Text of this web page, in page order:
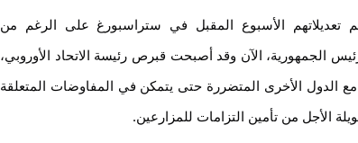
تعديلاتهم الأسبوع المقبل في ستراسبورغ على الرغم من
الجمهورية، الآن وقد أصبحت قبرص رئيسة الاتحاد الأوروبي،
الدول الأخرى المتضررة حتى يتمكن في المفاوضات المتعلقة
الأجل من تأمين التزامات للمزارعين.